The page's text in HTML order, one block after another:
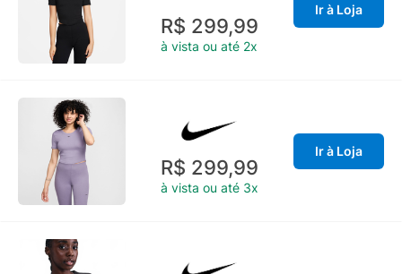
R$ 299,99
à vista ou até 2x
Ir à Loja
R$ 299,99
à vista ou até 3x
Ir à Loja